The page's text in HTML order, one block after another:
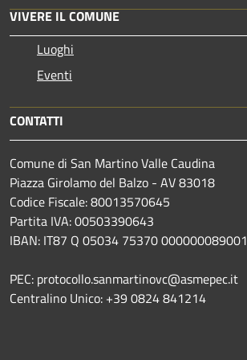
VIVERE IL COMUNE
Luoghi
Eventi
CONTATTI
Comune di San Martino Valle Caudina
Piazza Girolamo del Balzo - AV 83018
Codice Fiscale: 80013570645
Partita IVA: 00503390643
IBAN: IT87 Q 05034 75370 000000089001
PEC: protocollo.sanmartinovc@asmepec.it
Centralino Unico: +39 0824 841214